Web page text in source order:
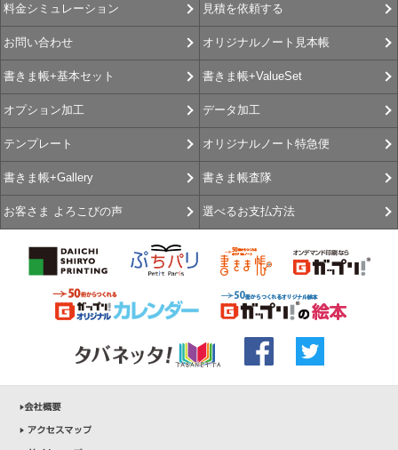
料金シミュレーション 見積を依頼する
お問い合わせ オリジナルノート見本帳
書きま帳+基本セット 書きま帳+ValueSet
オプション加工 データ加工
テンプレート オリジナルノート特急便
書きま帳+Gallery 書きま帳査隊
お客さま よろこびの声 選べるお支払方法